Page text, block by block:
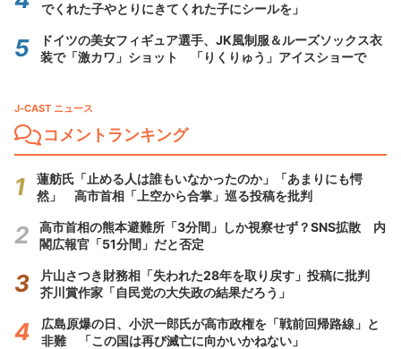
でくれた子やとりにきてくれた子にシールを」
ドイツの美女フィギュア選手、JK風制服＆ルーズソックス衣
装で「激カワ」ショット 「りくりゅう」アイスショーで
J-CAST ニュース
コメントランキング
蓮舫氏「止める人は誰もいなかったのか」「あまりにも愕
然」 高市首相「上空から合掌」巡る投稿を批判
高市首相の熊本避難所「3分間」しか視察せず？SNS拡散 内
閣広報官「51分間」だと否定
片山さつき財務相「失われた28年を取り戻す」投稿に批判
芥川賞作家「自民党の大失政の結果だろう」
広島原爆の日、小沢一郎氏が高市政権を「戦前回帰路線」と
非難 「この国は再び滅亡に向かいかねない」